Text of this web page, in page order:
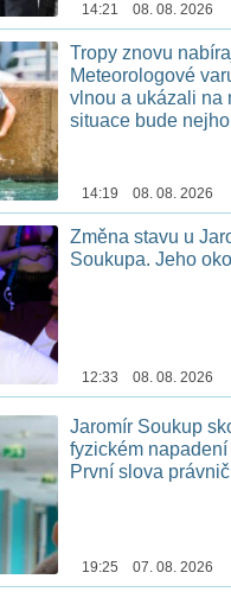
14:21 08. 08. 2026
Tropy znovu
Meteorologové
vlnou a ukázali na
situace bude
14:19 08. 08. 2026
Změna stavu u
Soukupa. Jeho
12:33 08. 08. 2026
Jaromír Soukup
fyzickém
První slova
19:25 07. 08. 2026